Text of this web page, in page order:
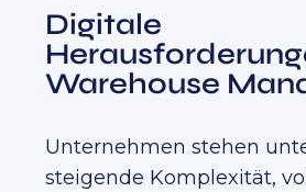
Digitale
Warehouse
Unternehmen stehen
steigende Komplexität,